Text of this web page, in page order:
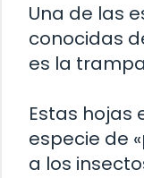
Una de las
conocidas
es la
Estas hojas
especie de
a los